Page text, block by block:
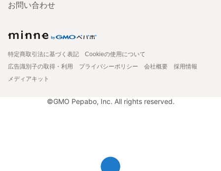
お問い合わせ
特定商取引法に基づく表記
Cookieの使用について
広告識別子の取得・利用
プライバシーポリシー 会社概要
採用情報
メディアキット
©GMO Pepabo, Inc. All rights reserved.